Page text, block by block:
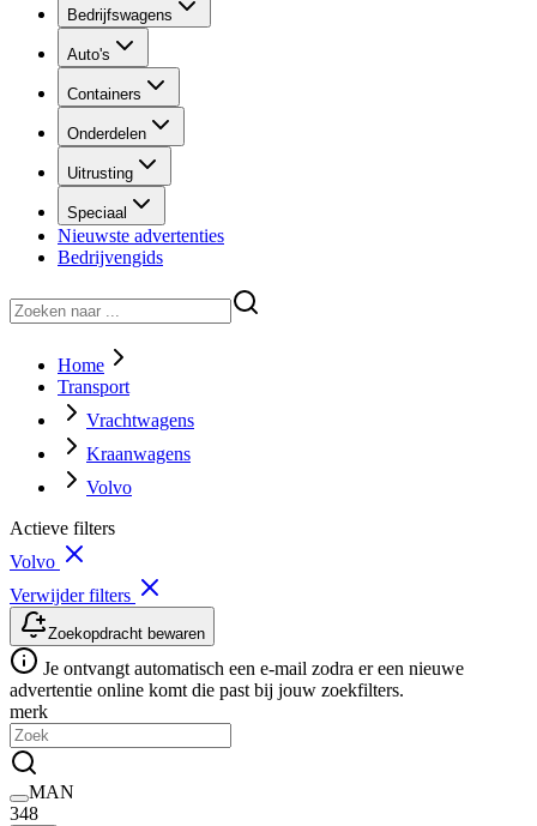
Bedrijfswagens
Auto's
Containers
Onderdelen
Uitrusting
Speciaal
Nieuwste advertenties
Bedrijvengids
Home
Transport
Vrachtwagens
Kraanwagens
Volvo
Actieve filters
Volvo
Verwijder filters
Zoekopdracht bewaren
Je ontvangt automatisch een e-mail zodra er een nieuwe
advertentie online komt die past bij jouw zoekfilters.
merk
MAN
348